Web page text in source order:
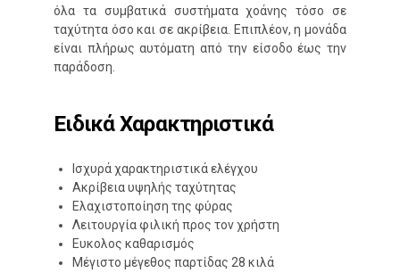
όλα τα συμβατικά συστήματα χοάνης τόσο σε
ταχύτητα όσο και σε ακρίβεια. Επιπλέον, η μονάδα
είναι πλήρως αυτόματη από την είσοδο έως την
παράδοση.
Ειδικά Χαρακτηριστικά
Ισχυρά χαρακτηριστικά ελέγχου
Ακρίβεια υψηλής ταχύτητας
Ελαχιστοποίηση της φύρας
Λειτουργία φιλική προς τον χρήστη
Ευκολος καθαρισμός
Μέγιστο μέγεθος παρτίδας 28 κιλά